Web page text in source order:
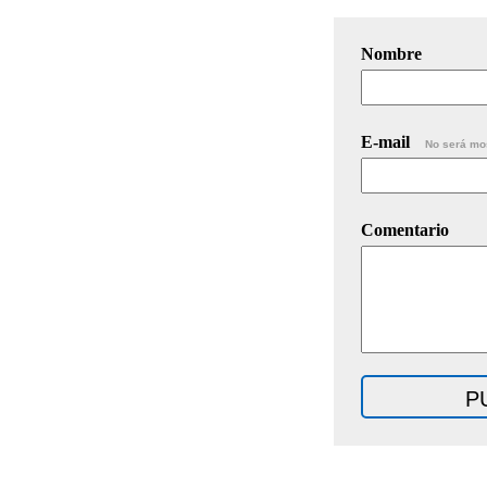
Nombre
E-mail No será
Comentario